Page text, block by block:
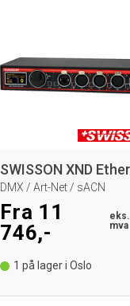
DMX / Art-Net / sACN
Fra 11
746,-
eks.
mva
1 på lager i Oslo